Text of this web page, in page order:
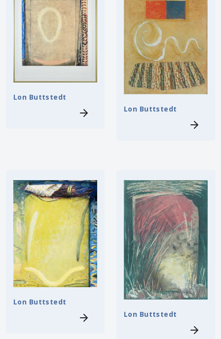
Lon Buttstedt
Lon Buttstedt
Lon Buttstedt
Lon Buttstedt